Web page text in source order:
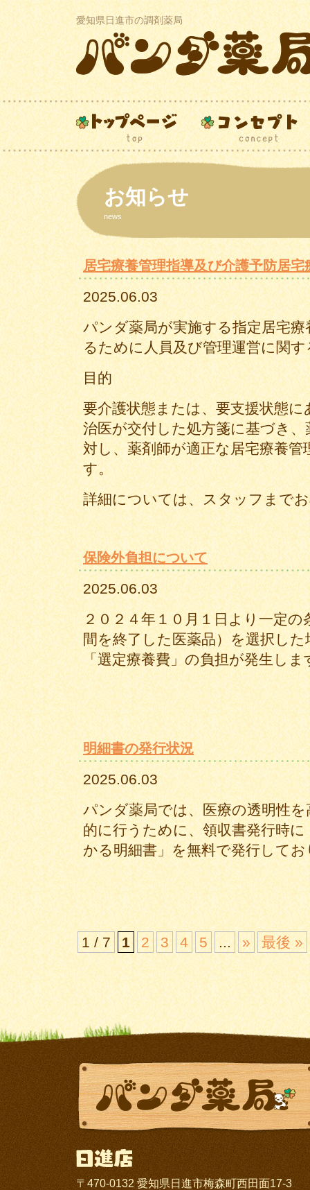
愛知県日進市の調剤薬局
お知らせ
news
居宅療養管理指導及び介護予防居
2025.06.03
パンダ薬局が実施する指定居宅
るために人員及び管理運営に関
目的
要介護状態または、要支援状態
治医が交付した処方箋に基づき
対し、薬剤師が適正な居宅療養
す。
詳細については、スタッフまで
保険外負担について
2025.06.03
２０２４年１０月１日より一定
間を終了した医薬品）を選択し
「選定療養費」の負担が発生しま
明細書の発行状況
2025.06.03
パンダ薬局では、医療の透明性
的に行うために、領収書発行時
かる明細書」を無料で発行して
1 / 7 1 2 3 4 5 ... » 最後 »
〒470-0132 愛知県日進市梅森町西田面17-3